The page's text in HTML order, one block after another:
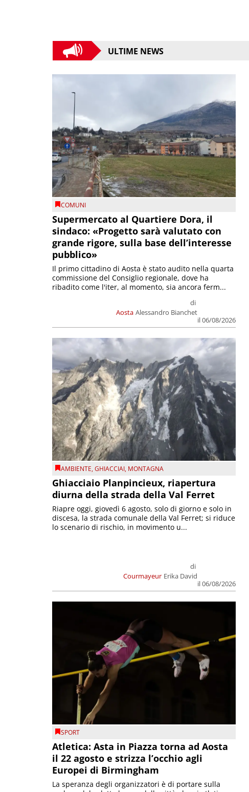
ULTIME NEWS
COMUNI
Supermercato al Quartiere Dora, il
sindaco: «Progetto sarà valutato con
grande rigore, sulla base dell’interesse
pubblico»
Aosta
di
Alessandro Bianchet
il 06/08/2026
Il primo cittadino di Aosta è stato audito nella quarta
commissione del Consiglio regionale, dove ha
ribadito come l'iter, al momento, sia ancora ferm...
AMBIENTE,GHIACCIAI, MONTAGNA
Ghiacciaio Planpincieux, riapertura
diurna della strada della Val Ferret
Courmayeur
di
Erika David
il 06/08/2026
Riapre oggi, giovedì 6 agosto, solo di giorno e solo in
discesa, la strada comunale della Val Ferret; si riduce
lo scenario di rischio, in movimento u...
SPORT
Atletica: Asta in Piazza torna ad Aosta
il 22 agosto e strizza l’occhio agli
Europei di Birmingham
La speranza degli organizzatori è di portare sulla